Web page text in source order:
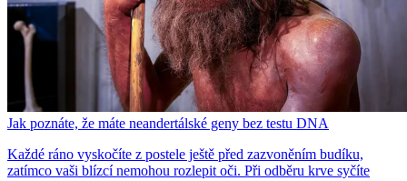
Jak poznáte, že máte neandertálské geny bez testu DNA
Každé ráno vyskočíte z postele ještě před zazvoněním budíku,
zatímco vaši blízcí nemohou rozlepit oči. Při odběru krve syčíte